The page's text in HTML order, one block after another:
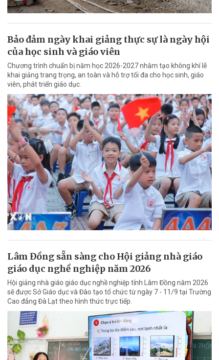
Bảo đảm ngày khai giảng thực sự là ngày hội
của học sinh và giáo viên
Chương trình chuẩn bị năm học 2026-2027 nhằm tạo không khí lễ
khai giảng trang trọng, an toàn và hỗ trợ tối đa cho học sinh, giáo
viên, phát triển giáo dục.
Lâm Đồng sẵn sàng cho Hội giảng nhà giáo
giáo dục nghề nghiệp năm 2026
Hội giảng nhà giáo giáo dục nghề nghiệp tỉnh Lâm Đồng năm 2026
sẽ được Sở Giáo dục và Đào tạo tổ chức từ ngày 7 - 11/9 tại Trường
Cao đẳng Đà Lạt theo hình thức trực tiếp.